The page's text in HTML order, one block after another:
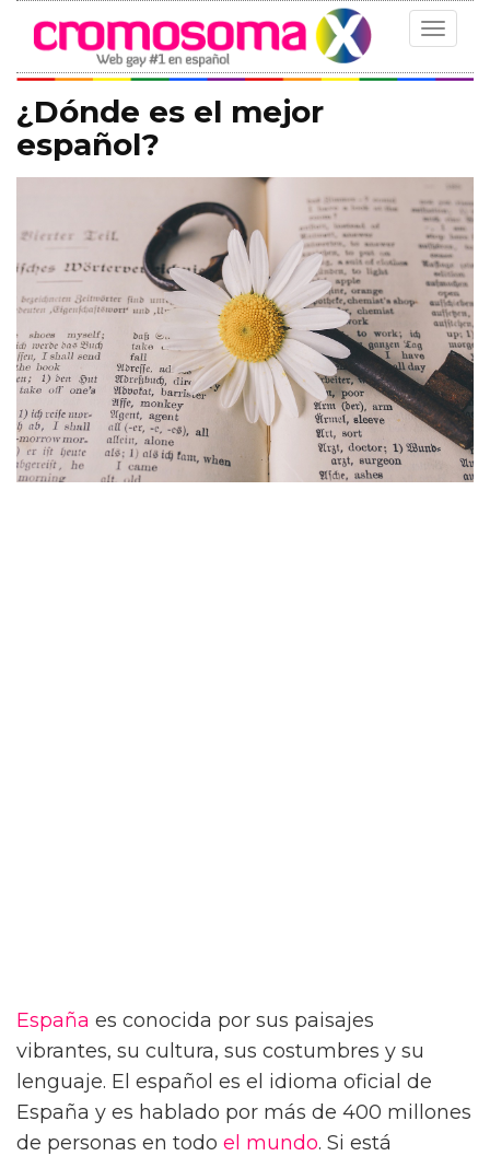
Toggle
¿Dónde es el mejor
español?
España es conocida por sus paisajes
vibrantes, su cultura, sus costumbres y su
lenguaje. El español es el idioma oficial de
España y es hablado por más de 400 millones
de personas en todo el mundo. Si está